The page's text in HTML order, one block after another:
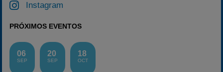
Instagram
PRÓXIMOS EVENTOS
06
SEP
20
SEP
18
OCT